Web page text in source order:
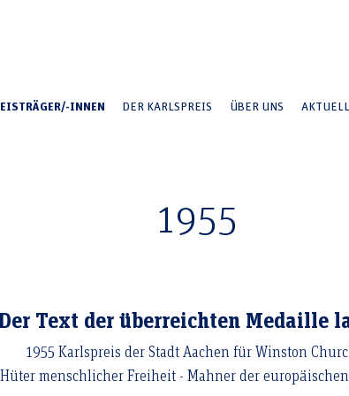
INNEN DER KARLSPREIS ÜBER UNS
1955
Text der überreichten Medaille
1955 Karlspreis der Stadt Aachen für Winston
Hüter menschlicher Freiheit - Mahner der europäischen